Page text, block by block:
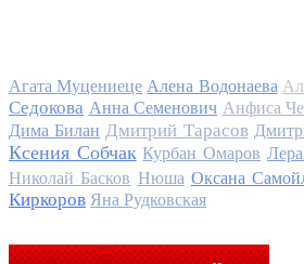
Агата Муцениеце Алена Водонаева
Седокова Анна Семенович Анфиса
Дима Билан Дмитрий Тарасов
Ксения Собчак Курбан Омаров
Николай Басков Нюша Оксана
Киркоров Яна Рудковская